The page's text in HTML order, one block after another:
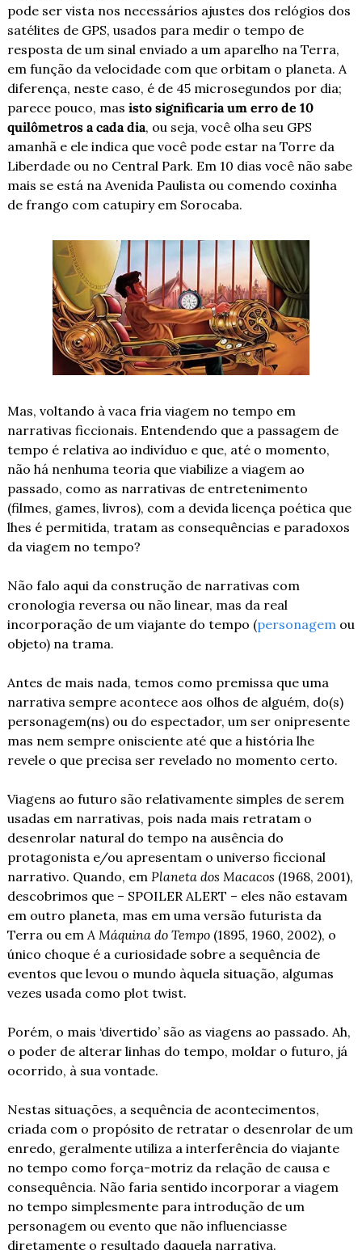
pode ser vista nos necessários ajustes dos relógios dos
satélites de GPS, usados para medir o tempo de
resposta de um sinal enviado a um aparelho na Terra,
em função da velocidade com que orbitam o planeta. A
diferença, neste caso, é de 45 microsegundos por dia;
parece pouco, mas isto significaria um erro de 10
quilômetros a cada dia, ou seja, você olha seu GPS
amanhã e ele indica que você pode estar na Torre da
Liberdade ou no Central Park. Em 10 dias você não sabe
mais se está na Avenida Paulista ou comendo coxinha
de frango com catupiry em Sorocaba.
Mas, voltando à vaca fria viagem no tempo em
narrativas ficcionais. Entendendo que a passagem de
tempo é relativa ao indivíduo e que, até o momento,
não há nenhuma teoria que viabilize a viagem ao
passado, como as narrativas de entretenimento
(filmes, games, livros), com a devida licença poética que
lhes é permitida, tratam as consequências e paradoxos
da viagem no tempo?
Não falo aqui da construção de narrativas com
cronologia reversa ou não linear, mas da real
incorporação de um viajante do tempo (personagem ou
objeto) na trama.
Antes de mais nada, temos como premissa que uma
narrativa sempre acontece aos olhos de alguém, do(s)
personagem(ns) ou do espectador, um ser onipresente
mas nem sempre onisciente até que a história lhe
revele o que precisa ser revelado no momento certo.
Viagens ao futuro são relativamente simples de serem
usadas em narrativas, pois nada mais retratam o
desenrolar natural do tempo na ausência do
protagonista e/ou apresentam o universo ficcional
narrativo. Quando, em Planeta dos Macacos (1968, 2001),
descobrimos que – SPOILER ALERT – eles não estavam
em outro planeta, mas em uma versão futurista da
Terra ou em A Máquina do Tempo (1895, 1960, 2002), o
único choque é a curiosidade sobre a sequência de
eventos que levou o mundo àquela situação, algumas
vezes usada como plot twist.
Porém, o mais ‘divertido’ são as viagens ao passado. Ah,
o poder de alterar linhas do tempo, moldar o futuro, já
ocorrido, à sua vontade.
Nestas situações, a sequência de acontecimentos,
criada com o propósito de retratar o desenrolar de um
enredo, geralmente utiliza a interferência do viajante
no tempo como força-motriz da relação de causa e
consequência. Não faria sentido incorporar a viagem
no tempo simplesmente para introdução de um
personagem ou evento que não influenciasse
diretamente o resultado daquela narrativa.